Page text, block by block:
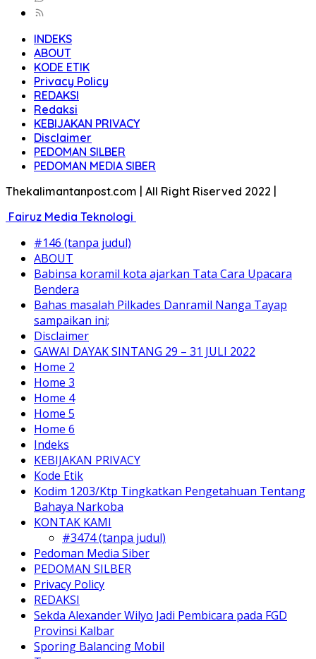
INDEKS
ABOUT
KODE ETIK
Privacy Policy
REDAKSI
Redaksi
KEBIJAKAN PRIVACY
Disclaimer
PEDOMAN SILBER
PEDOMAN MEDIA SIBER
Thekalimantanpost.com | All Right Riserved 2022 |
Fairuz Media Teknologi
#146 (tanpa judul)
ABOUT
Babinsa koramil kota ajarkan Tata Cara Upacara
Bendera
Bahas masalah Pilkades Danramil Nanga Tayap
sampaikan ini;
Disclaimer
GAWAI DAYAK SINTANG 29 – 31 JULI 2022
Home 2
Home 3
Home 4
Home 5
Home 6
Indeks
KEBIJAKAN PRIVACY
Kode Etik
Kodim 1203/Ktp Tingkatkan Pengetahuan Tentang
Bahaya Narkoba
KONTAK KAMI
#3474 (tanpa judul)
Pedoman Media Siber
PEDOMAN SILBER
Privacy Policy
REDAKSI
Sekda Alexander Wilyo Jadi Pembicara pada FGD
Provinsi Kalbar
Sporing Balancing Mobil